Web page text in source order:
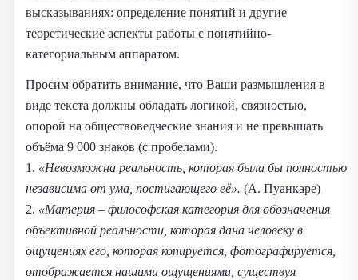
высказываниях: определение понятий и другие
теоретические аспекты работы с понятийно-
категориальным аппаратом.
Просим обратить внимание, что Ваши размышления в
виде текста должны обладать логикой, связностью,
опорой на обществоведческие знания и не превышать
объёма 9 000 знаков (с пробелами).
1. «Невозможна реальность, которая была бы полностью
независима от ума, постигающего её». (А. Пуанкаре)
2. «Материя – философская категория для обозначения
объективной реальности, которая дана человеку в
ощущениях его, которая копируется, фотографируется,
отображается нашими ощущениями, существуя